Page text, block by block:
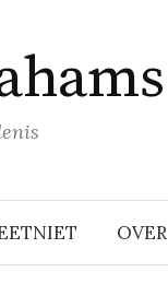
OVER